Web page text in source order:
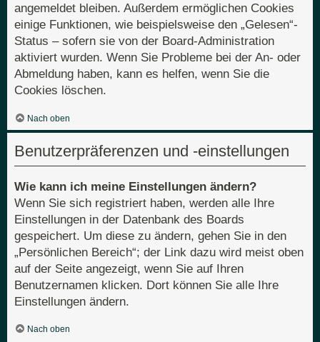
angemeldet bleiben. Außerdem ermöglichen Cookies
einige Funktionen, wie beispielsweise den „Gelesen“-
Status – sofern sie von der Board-Administration
aktiviert wurden. Wenn Sie Probleme bei der An- oder
Abmeldung haben, kann es helfen, wenn Sie die
Cookies löschen.
Nach oben
Benutzerpräferenzen und -einstellungen
Wie kann ich meine Einstellungen ändern?
Wenn Sie sich registriert haben, werden alle Ihre
Einstellungen in der Datenbank des Boards
gespeichert. Um diese zu ändern, gehen Sie in den
„Persönlichen Bereich“; der Link dazu wird meist oben
auf der Seite angezeigt, wenn Sie auf Ihren
Benutzernamen klicken. Dort können Sie alle Ihre
Einstellungen ändern.
Nach oben